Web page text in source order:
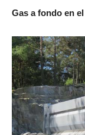
Gas a fondo en el